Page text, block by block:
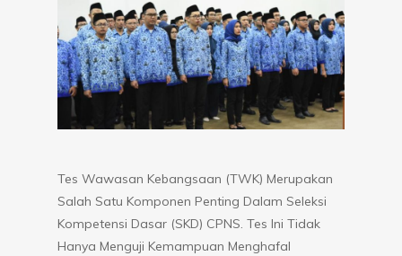
Tes Wawasan Kebangsaan (TWK) Merupakan
Salah Satu Komponen Penting Dalam Seleksi
Kompetensi Dasar (SKD) CPNS. Tes Ini Tidak
Hanya Menguji Kemampuan Menghafal